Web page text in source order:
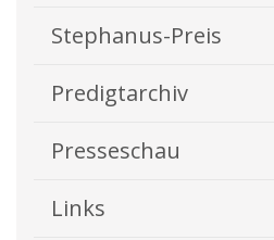
Stephanus-Preis
Predigtarchiv
Presseschau
Links